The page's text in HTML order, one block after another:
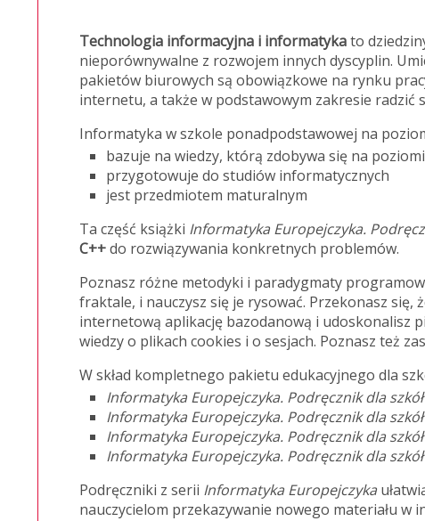
Technologia informacyjna i informatykato
nieporównywalne z rozwojem innych dyscyplin.
pakietów biurowych są obowiązkowe na rynku
internetu, a także w podstawowym zakresie radzić
Informatyka w szkole ponadpodstawowej na
bazuje na wiedzy, którą zdobywa się na
przygotowuje do studiów informatycznych
jest przedmiotem maturalnym
Ta część książki Informatyka Europejczyka.
C++do rozwiązywania konkretnych problemów.
Poznasz różne metodyki i paradygmaty
fraktale, i nauczysz się je rysować. Przekonasz
internetową aplikację bazodanową i udoskonalisz
wiedzy o plikach cookies i o sesjach. Poznasz też
W skład kompletnego pakietu edukacyjnego dla
Informatyka Europejczyka. Podręcznik dla
Informatyka Europejczyka. Podręcznik dla
Informatyka Europejczyka. Podręcznik dla
Informatyka Europejczyka. Podręcznik dla
Podręczniki z serii Informatyka Europejczyka
nauczycielom przekazywanie nowego materiału w